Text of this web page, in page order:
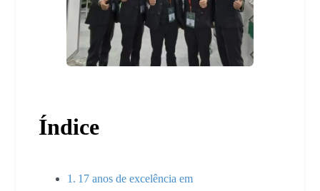
Índice
17 anos de excelência em